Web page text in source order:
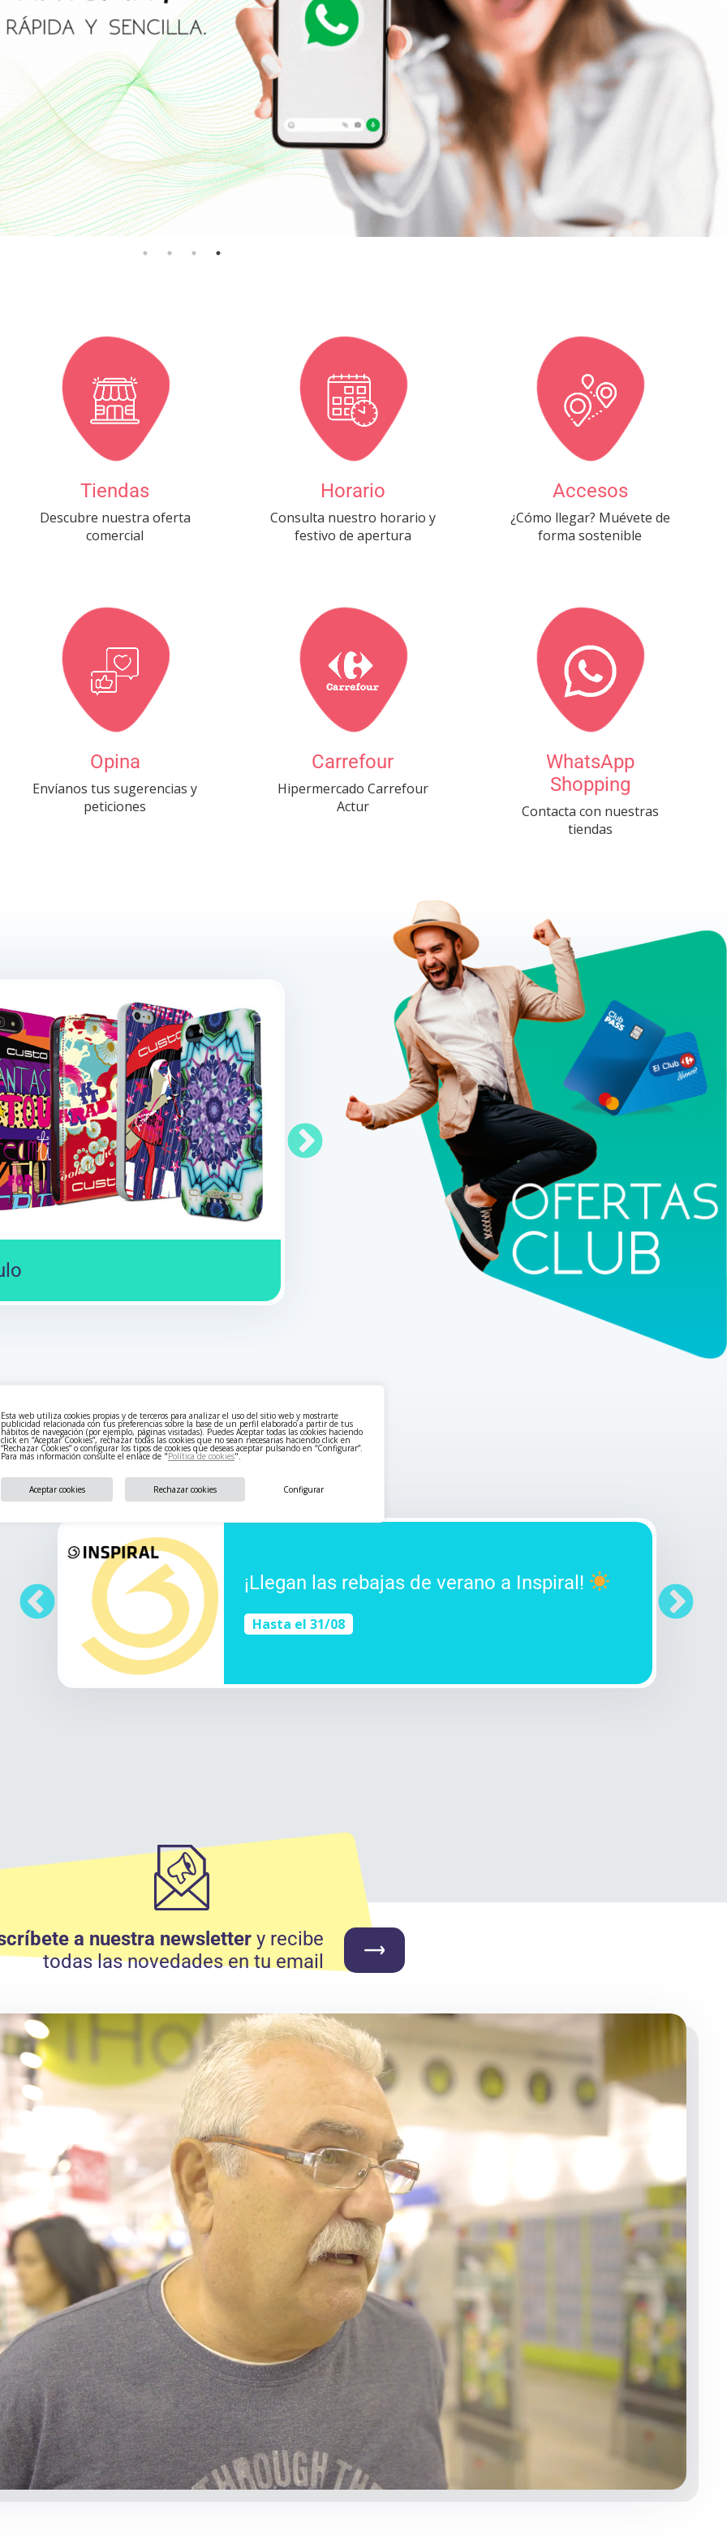
Esta web utiliza cookies propias y de terceros para analizar el uso del sitio web y mostrarte
publicidad relacionada con tus preferencias sobre la base de un perfil elaborado a partir de tus
hábitos de navegación (por ejemplo, páginas visitadas). Puedes Aceptar todas las cookies haciendo
click en “Aceptar Cookies”, rechazar todas las cookies que no sean necesarias haciendo click en
“Rechazar Cookies” o configurar los tipos de cookies que deseas aceptar pulsando en “Configurar”.
Para más información consulte el enlace de "Política de cookies".
Configurar
Rechazar cookies
Aceptar cookies
Tiendas
Descubre nuestra oferta
comercial
Horario
Consulta nuestro horario y
festivo de apertura
Accesos
¿Cómo llegar? Muévete de
forma sostenible
Opina
Envíanos tus sugerencias y
peticiones
Carrefour
Hipermercado Carrefour
Actur
WhatsApp
Shopping
Contacta con nuestras
tiendas
5% de descuento
¡Llegan las rebajas de verano a Inspiral!
Hasta el 31/08
a nuestra newsletter y recibe
todas las novedades en tu email